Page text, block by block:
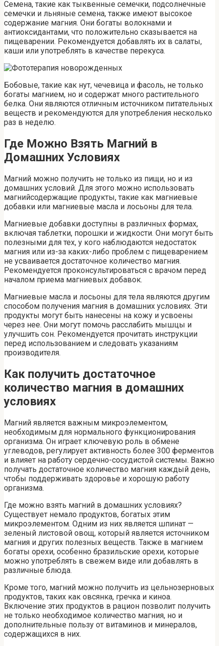
Семена, такие как тыквенные семечки, подсолнечные
семечки и льняные семена, также имеют высокое
содержание магния. Они богаты волокнами и
антиоксидантами, что положительно сказывается на
пищеварении. Рекомендуется добавлять их в салаты,
каши или употреблять в качестве перекуса.
Бобовые, такие как нут, чечевица и фасоль, не только
богаты магнием, но и содержат много растительного
белка. Они являются отличным источником питательных
веществ и рекомендуются для употребления несколько
раз в неделю.
Где Можно Взять Магний в
Домашних Условиях
Магний можно получить не только из пищи, но и из
домашних условий. Для этого можно использовать
магнийсодержащие продукты, такие как магниевые
добавки или магниевые масла и лосьоны для тела.
Магниевые добавки доступны в различных формах,
включая таблетки, порошки и жидкости. Они могут быть
полезными для тех, у кого наблюдаются недостаток
магния или из-за каких-либо проблем с пищеварением
не усваивается достаточное количество магния.
Рекомендуется проконсультироваться с врачом перед
началом приема магниевых добавок.
Магниевые масла и лосьоны для тела являются другим
способом получения магния в домашних условиях. Эти
продукты могут быть нанесены на кожу и усвоены
через нее. Они могут помочь расслабить мышцы и
улучшить сон. Рекомендуется прочитать инструкции
перед использованием и следовать указаниям
производителя.
Как получить достаточное
количество магния в домашних
условиях
Магний является важным микроэлементом,
необходимым для нормального функционирования
организма. Он играет ключевую роль в обмене
углеводов, регулирует активность более 300 ферментов
и влияет на работу сердечно-сосудистой системы. Важно
получать достаточное количество магния каждый день,
чтобы поддерживать здоровье и хорошую работу
организма.
Где можно взять магний в домашних условиях?
Существует немало продуктов, богатых этим
микроэлементом. Одним из них является шпинат —
зеленый листовой овощ, который является источником
магния и других полезных веществ. Также в магнием
богаты орехи, особенно бразильские орехи, которые
можно употреблять в свежем виде или добавлять в
различные блюда.
Кроме того, магний можно получить из цельнозерновых
продуктов, таких как овсянка, гречка и киноа.
Включение этих продуктов в рацион позволит получить
не только необходимое количество магния, но и
дополнительные пользу от витаминов и минералов,
содержащихся в них.